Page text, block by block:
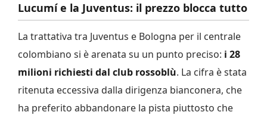
Lucumí e la Juventus: il prezzo blocca tutto
La trattativa tra Juventus e Bologna per il centrale
colombiano si è arenata su un punto preciso: i 28
milioni richiesti dal club rossoblù. La cifra è stata
ritenuta eccessiva dalla dirigenza bianconera, che
ha preferito abbandonare la pista piuttosto che